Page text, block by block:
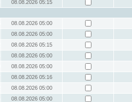
08.08.2026 05:15
08.08.2026 05:00
08.08.2026 05:00
08.08.2026 05:15
08.08.2026 05:00
08.08.2026 05:00
08.08.2026 05:16
08.08.2026 05:00
08.08.2026 05:00